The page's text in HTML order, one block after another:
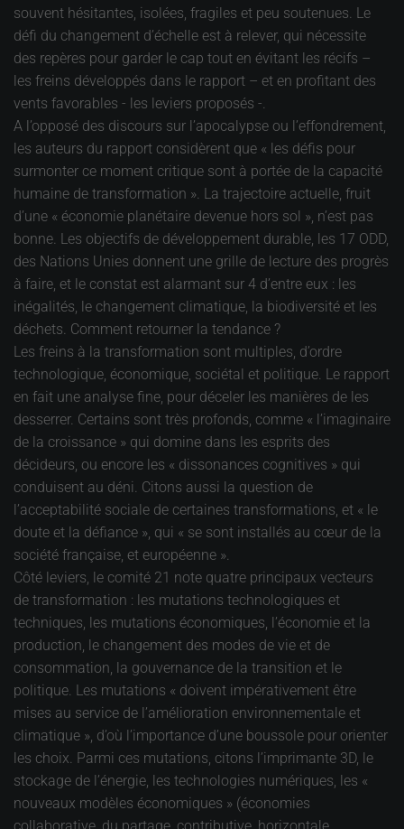
souvent hésitantes, isolées, fragiles et peu soutenues. Le
défi du changement d’échelle est à relever, qui nécessite
des repères pour garder le cap tout en évitant les récifs –
les freins développés dans le rapport – et en profitant des
vents favorables - les leviers proposés -.
A l’opposé des discours sur l’apocalypse ou l’effondrement,
les auteurs du rapport considèrent que « les défis pour
surmonter ce moment critique sont à portée de la capacité
humaine de transformation ». La trajectoire actuelle, fruit
d’une « économie planétaire devenue hors sol », n’est pas
bonne. Les objectifs de développement durable, les 17 ODD,
des Nations Unies donnent une grille de lecture des progrès
à faire, et le constat est alarmant sur 4 d’entre eux : les
inégalités, le changement climatique, la biodiversité et les
déchets. Comment retourner la tendance ?
Les freins à la transformation sont multiples, d’ordre
technologique, économique, sociétal et politique. Le rapport
en fait une analyse fine, pour déceler les manières de les
desserrer. Certains sont très profonds, comme « l’imaginaire
de la croissance » qui domine dans les esprits des
décideurs, ou encore les « dissonances cognitives » qui
conduisent au déni. Citons aussi la question de
l’acceptabilité sociale de certaines transformations, et « le
doute et la défiance », qui « se sont installés au cœur de la
société française, et européenne ».
Côté leviers, le comité 21 note quatre principaux vecteurs
de transformation : les mutations technologiques et
techniques, les mutations économiques, l’économie et la
production, le changement des modes de vie et de
consommation, la gouvernance de la transition et le
politique. Les mutations « doivent impérativement être
mises au service de l’amélioration environnementale et
climatique », d’où l’importance d’une boussole pour orienter
les choix. Parmi ces mutations, citons l’imprimante 3D, le
stockage de l’énergie, les technologies numériques, les «
nouveaux modèles économiques » (économies